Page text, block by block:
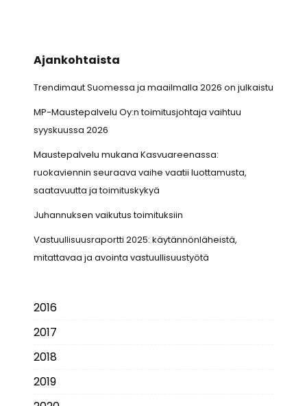
Ajankohtaista
Trendimaut Suomessa ja maailmalla 2026 on julkaistu
MP-Maustepalvelu Oy:n toimitusjohtaja vaihtuu
syyskuussa 2026
Maustepalvelu mukana Kasvuareenassa:
ruokaviennin seuraava vaihe vaatii luottamusta,
saatavuutta ja toimituskykyä
Juhannuksen vaikutus toimituksiin
Vastuullisuusraportti 2025: käytännönläheistä,
mitattavaa ja avointa vastuullisuustyötä
2016
2017
2018
2019